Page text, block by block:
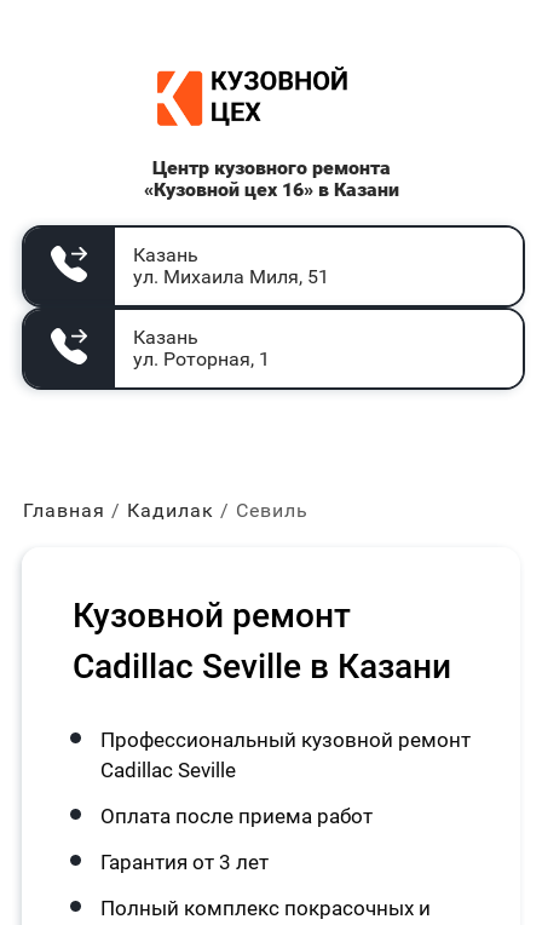
Центр кузовного ремонта
«Кузовной цех 16» в Казани
Казань
ул. Михаила Миля, 51
Казань
ул. Роторная, 1
Главная Кадилак Севиль
Кузовной ремонт
Cadillac Seville в Казани
Профессиональный кузовной ремонт
Cadillac Seville
Оплата после приема работ
Гарантия от 3 лет
Полный комплекс покрасочных и